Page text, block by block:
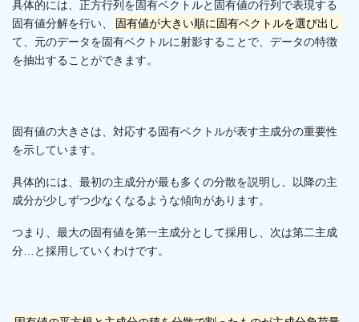
具体的には、正方行列を固有ベクトルと固有値の行列で表現する
固有値分解を行い、
固有値が大きい順に固有ベクトルを選び出し
て、元のデータを固有ベクトルに射影することで、データの特徴
を抽出することができます。
固有値の大きさは、対応する固有ベクトルが表す主成分の重要性
を示しています。
具体的には、最初の主成分が最も多くの分散を説明し、以降の主
成分が少しずつ少なくなるような傾向があります。
つまり、最大の固有値を第一主成分として採用し、次は第二主成
分…と採用していくわけです。